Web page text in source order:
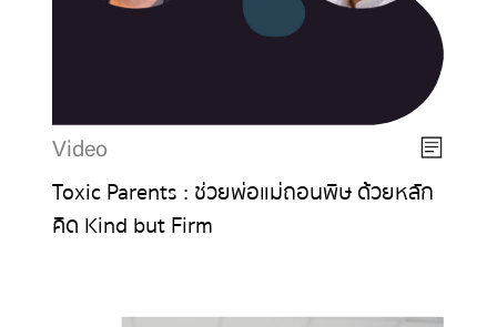
Video
Toxic Parents : ช่วยพ่อแม่ถอนพิษ ด้วยหลัก
คิด Kind but Firm